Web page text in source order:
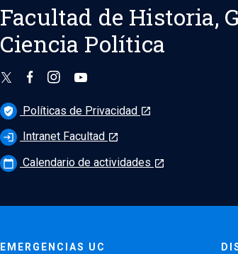
Facultad de Historia,
Ciencia Política
verified_user Políticas de Privacidad launch
login Intranet Facultad launch
calendar_today Calendario de actividades launch
EMERGENCIAS UC